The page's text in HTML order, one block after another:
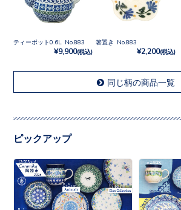
ティーポット0.6L No.883
¥9,900(税込)
箸置き No.883
¥2,200(税込)
同じ柄の商品一覧
ピックアップ